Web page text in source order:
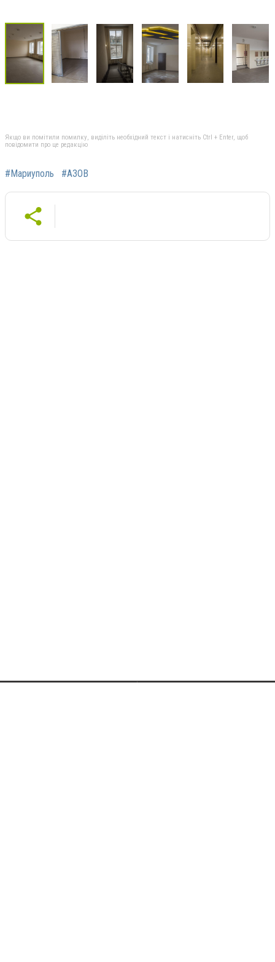
Якщо ви помітили помилку, виділіть необхідний текст і натисніть Ctrl + Enter, щоб
повідомити про це редакцію
#Мариуполь #АЗОВ